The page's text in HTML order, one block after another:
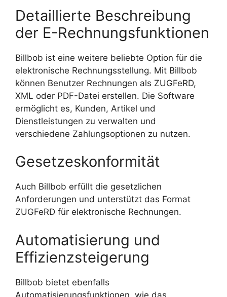
Detaillierte Beschreibung
der E-Rechnungsfunktionen
Billbob ist eine weitere beliebte Option für die
elektronische Rechnungsstellung. Mit Billbob
können Benutzer Rechnungen als ZUGFeRD,
XML oder PDF-Datei erstellen. Die Software
ermöglicht es, Kunden, Artikel und
Dienstleistungen zu verwalten und
verschiedene Zahlungsoptionen zu nutzen.
Gesetzeskonformität
Auch Billbob erfüllt die gesetzlichen
Anforderungen und unterstützt das Format
ZUGFeRD für elektronische Rechnungen.
Automatisierung und
Effizienzsteigerung
Billbob bietet ebenfalls
Automatisierungsfunktionen, wie das